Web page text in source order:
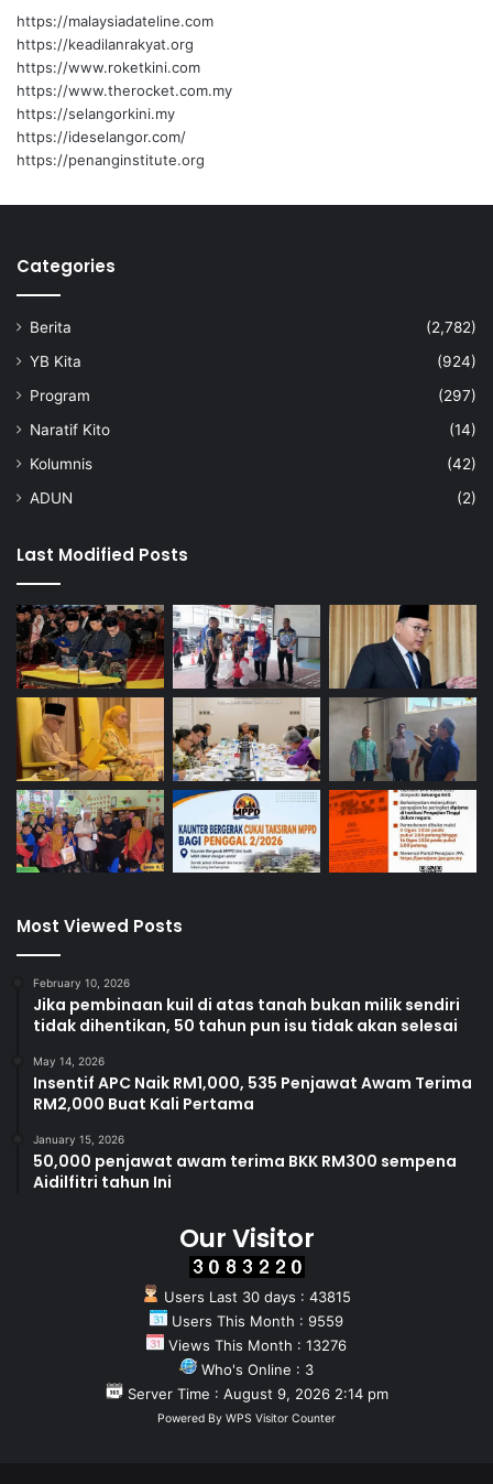
https://malaysiadateline.com
https://keadilanrakyat.org
https://www.roketkini.com
https://www.therocket.com.my
https://selangorkini.my
https://ideselangor.com/
https://penanginstitute.org
Categories
Berita
(2,782)
YB Kita
(924)
Program
(297)
Naratif Kito
(14)
Kolumnis
(42)
ADUN
(2)
Last Modified Posts
Most Viewed Posts
February 10, 2026
Jika pembinaan kuil di atas tanah bukan milik sendiri
tidak dihentikan, 50 tahun pun isu tidak akan selesai
May 14, 2026
Insentif APC Naik RM1,000, 535 Penjawat Awam Terima
RM2,000 Buat Kali Pertama
January 15, 2026
50,000 penjawat awam terima BKK RM300 sempena
Aidilfitri tahun Ini
Our Visitor
Users Last 30 days : 43815
Users This Month : 9559
Views This Month : 13276
Who's Online : 3
Server Time : August 9, 2026 2:14 pm
Powered By WPS Visitor Counter